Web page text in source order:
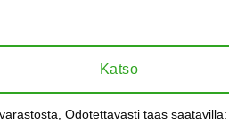
Katso
, Odotettavasti taas saatavilla: